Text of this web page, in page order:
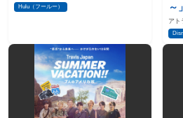
Hulu（フールー）
～
アト